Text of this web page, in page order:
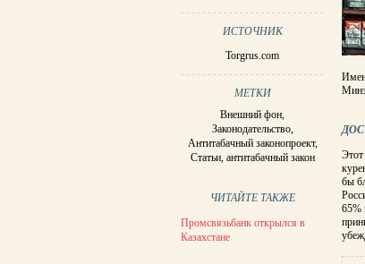
ИСТОЧНИК
Torgrus.com
МЕТКИ
Внешний фон,
Законодательство,
Антитабачный законопроект,
Статьи, антитабачный закон
ЧИТАЙТЕ ТАКЖЕ
Промсвязьбанк открылся в
Казахстане
Этот
бы
65%